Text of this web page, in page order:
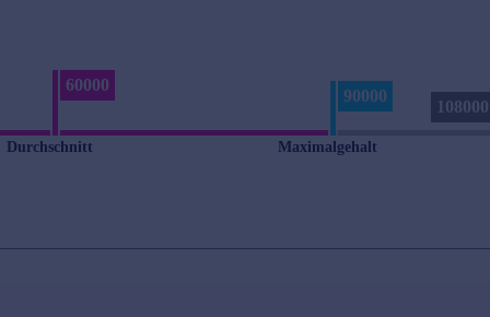
60000
Durchschnitt
90000
Maximalgehalt
108000